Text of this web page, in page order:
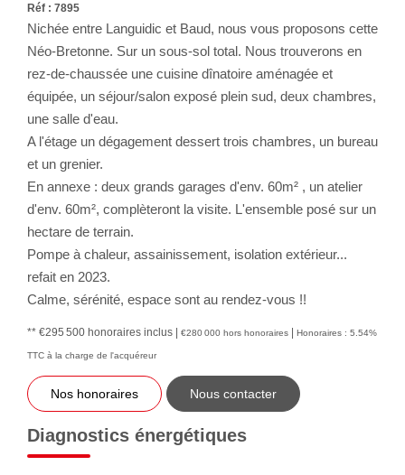
Réf : 7895
Nichée entre Languidic et Baud, nous vous proposons cette
Néo-Bretonne. Sur un sous-sol total. Nous trouverons en
rez-de-chaussée une cuisine dînatoire aménagée et
équipée, un séjour/salon exposé plein sud, deux chambres,
une salle d'eau.
A l'étage un dégagement dessert trois chambres, un bureau
et un grenier.
En annexe : deux grands garages d'env. 60m² , un atelier
d'env. 60m², complèteront la visite. L'ensemble posé sur un
hectare de terrain.
Pompe à chaleur, assainissement, isolation extérieur...
refait en 2023.
Calme, sérénité, espace sont au rendez-vous !!
** €295 500 honoraires inclus | €280 000 hors honoraires | Honoraires : 5.54%
TTC à la charge de l'acquéreur
Nos honoraires Nous contacter
Diagnostics énergétiques